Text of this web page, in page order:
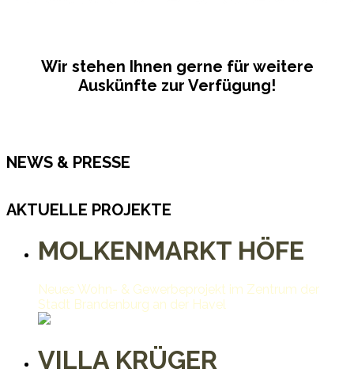
Wir stehen Ihnen gerne für weitere
Auskünfte zur Verfügung!
NEWS & PRESSE
AKTUELLE PROJEKTE
MOLKENMARKT HÖFE
Neues Wohn- & Gewerbeprojekt im Zentrum der
Stadt Brandenburg an der Havel
VILLA KRÜGER